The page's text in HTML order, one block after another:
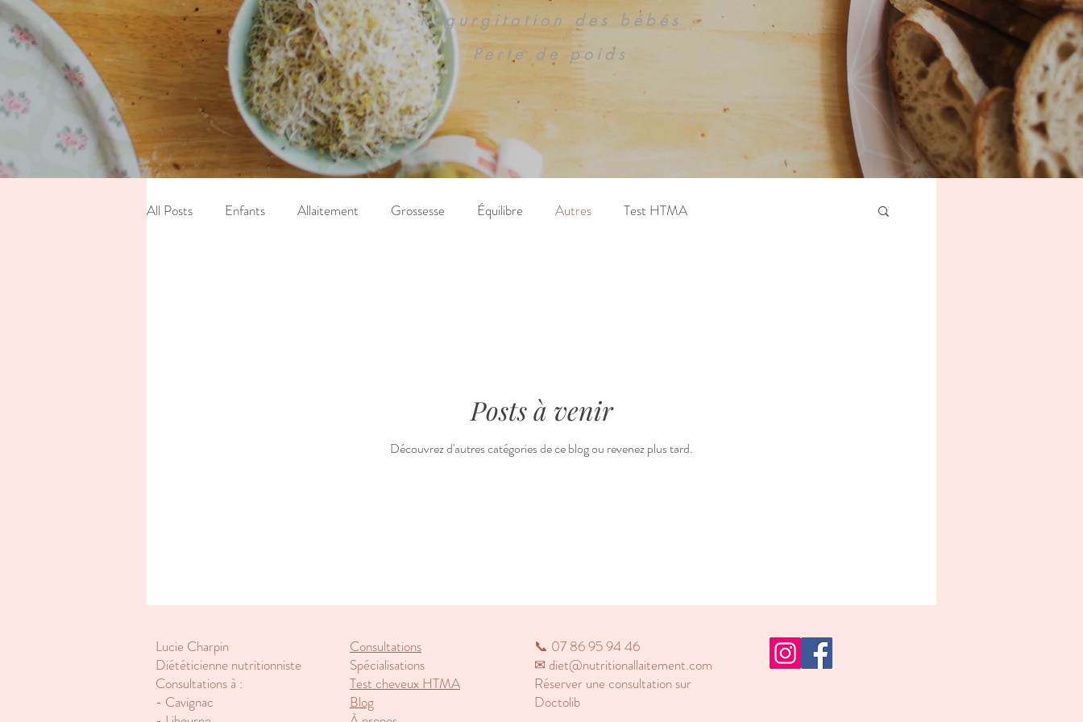
Regurgitation des bébés
Perte de poids
All Posts Enfants Allaitement Grossesse Équilibre Autres Test HTMA
Posts à venir
Découvrez d'autres catégories de ce blog ou revenez plus tard.
Lucie Charpin
Diététicienne nutritionniste
Consultations à :
- Cavignac
Consultations
Spécialisations
Test cheveux HTMA
Blog
📞 07 86 95 94 46
✉ diet@nutritionallaitement.com
Réserver une consultation sur
Doctolib